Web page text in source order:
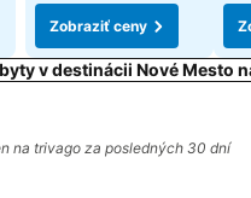
Zobraziť ceny
v destinácii Nové Mesto
na trivago za posledných 30 dní